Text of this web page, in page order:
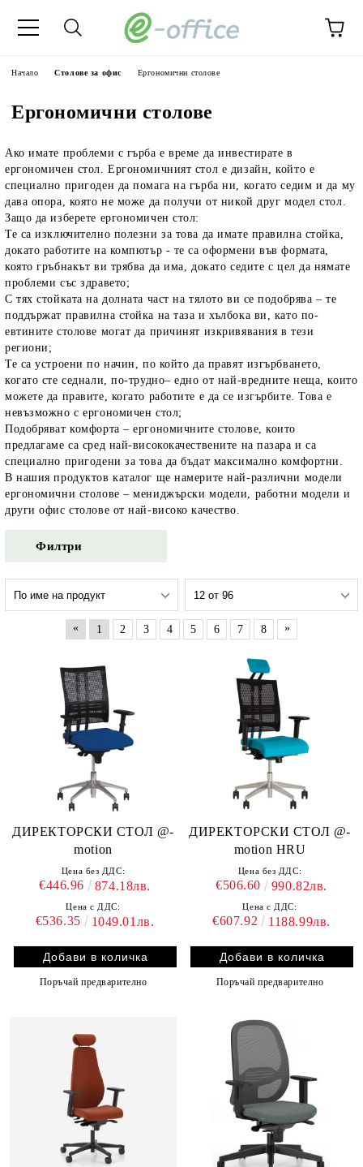
Начало Столове за офис Ергономични столове
Ергономични столове
Ако имате проблеми с гърба е време да инвестирате в
ергономичен стол. Ергономичният стол е дизайн, който е
специално пригоден да помага на гърба ни, когато седим и да му
дава опора, която не може да получи от никой друг модел стол.
Защо да изберете ергономичен стол:
Те са изключително полезни за това да имате правилна стойка,
докато работите на компютър - те са оформени във формата,
която гръбнакът ви трябва да има, докато седите с цел да нямате
проблеми със здравето;
С тях стойката на долната част на тялото ви се подобрява – те
поддържат правилна стойка на таза и хълбока ви, като по-
евтините столове могат да причинят изкривявания в тези
региони;
Те са устроени по начин, по който да правят изгърбването,
когато сте седнали, по-трудно– едно от най-вредните неща, които
можете да правите, когато работите е да се изгърбите. Това е
невъзможно с ергономичен стол;
Подобряват комфорта – ергономичните столове, които
предлагаме са сред най-висококачествените на пазара и са
специално пригодени за това да бъдат максимално комфортни.
В нашия продуктов каталог ще намерите най-различни модели
ергономични столове – мениджърски модели, работни модели и
други офис столове от най-високо качество.
Филтри
« 1 2 3 4 5 6 7 8 »
ДИРЕКТОРСКИ СТОЛ @-
motion
Цена без ДДС:
€446.96 874.18лв.
Цена с ДДС:
€536.35 1049.01лв.
Поръчай предварително
ДИРЕКТОРСКИ СТОЛ @-
motion HRU
Цена без ДДС:
€506.60 990.82лв.
Цена с ДДС:
€607.92 1188.99лв.
Поръчай предварително